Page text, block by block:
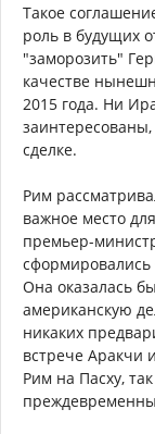
Такое
роль в будущих
"заморозить"
качестве
2015 года. Ни
сделке.
Рим
важное место
премьер-
Она оказалась
американскую
никаких
встрече Аракчи
Рим на Пасху,